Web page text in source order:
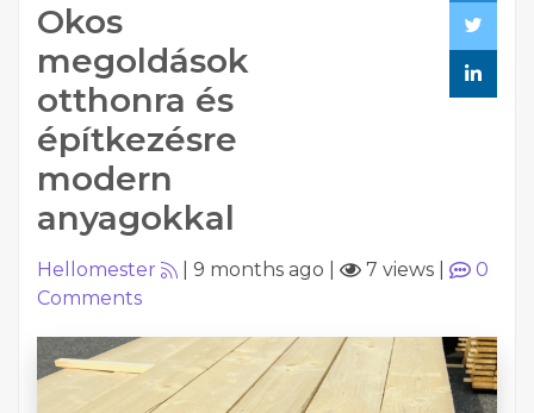
Okos
megoldások
otthonra és
építkezésre
modern
anyagokkal
Hellomester 9 months ago 7 views
0
Comments